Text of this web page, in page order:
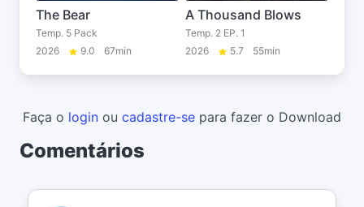
The Bear
Temp. 5 Pack
2026
9.0 67min
A Thousand Blows
Temp. 2 EP. 1
2026
5.7 55min
Faça o login ou cadastre-se para fazer o Download
Comentários